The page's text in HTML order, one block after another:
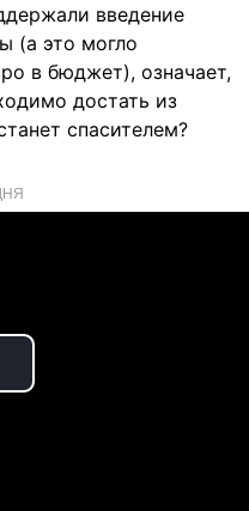
введение
(а это могло
в бюджет), означает,
достать из
спасителем?